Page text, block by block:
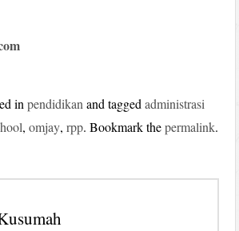
inpendidikanand taggedadministrasi
,omjay,rpp. Bookmark thepermalink.